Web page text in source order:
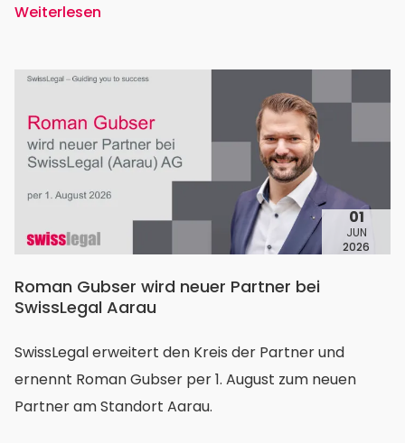
Weiterlesen
01
JUN
2026
Roman Gubser wird neuer Partner bei
SwissLegal Aarau
SwissLegal erweitert den Kreis der Partner und
ernennt Roman Gubser per 1. August zum neuen
Partner am Standort Aarau.